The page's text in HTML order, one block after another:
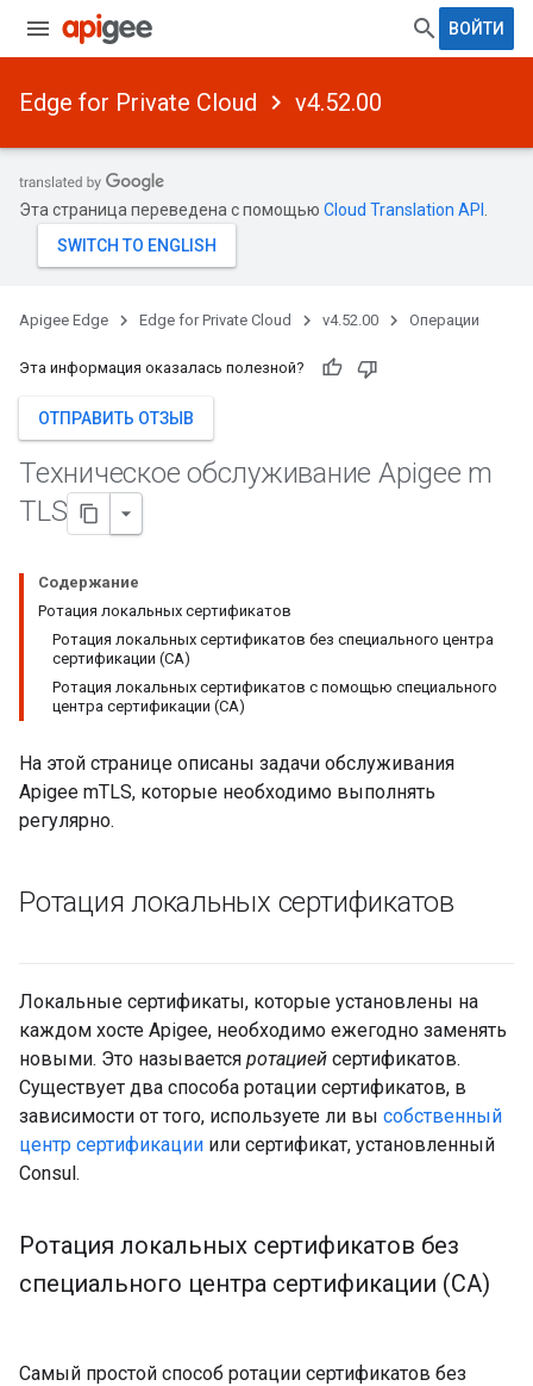
ВОЙТИ
Edge for Private Cloud v4.52.00
Эта страница переведена с помощью Cloud Translation API
Apigee Edge Edge for Private Cloud v4.52.00 Операции
Эта информация оказалась полезной?
ОТПРАВИТЬ ОТЗЫВ
Техническое обслуживание Apigee m
TLS
Содержание
Ротация локальных сертификатов
Ротация локальных сертификатов без специального центра
сертификации (CA)
Ротация локальных сертификатов с помощью специального
центра сертификации (CA)
На этой странице описаны задачи обслуживания
Apigee mTLS, которые необходимо выполнять
регулярно.
Ротация локальных сертификатов
Локальные сертификаты, которые установлены на
каждом хосте Apigee, необходимо ежегодно заменять
новыми. Это называется ротацией сертификатов.
Существует два способа ротации сертификатов, в
зависимости от того, используете ли вы собственный
центр сертификации или сертификат, установленный
Consul.
Ротация локальных сертификатов без
специального центра сертификации (CA)
Самый простой способ ротации сертификатов без